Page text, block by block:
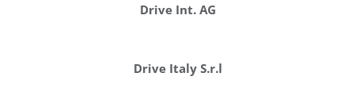
Drive Int. AG
Drive Italy S.r.l